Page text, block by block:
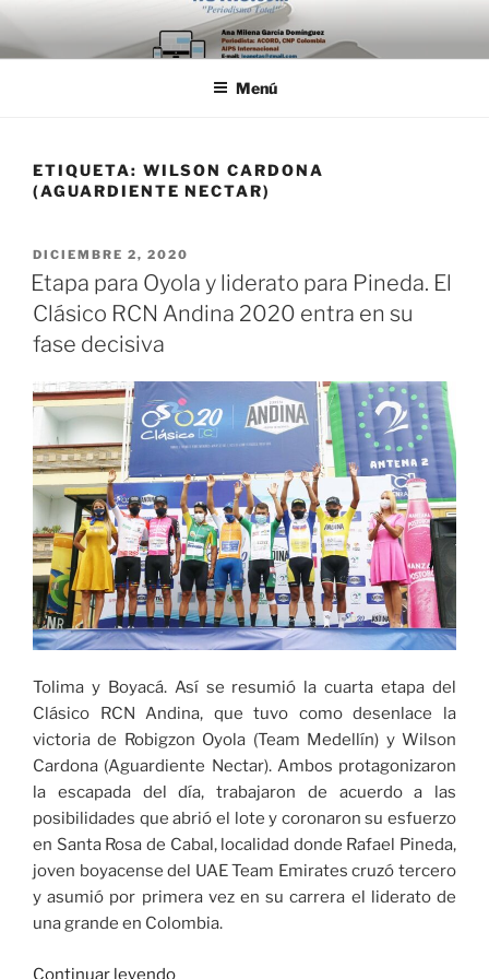
Saltar
al
contenido
Menú
ETIQUETA: WILSON CARDONA
(AGUARDIENTE NECTAR)
PUBLICADO
EL
DICIEMBRE 2, 2020
Etapa para Oyola y liderato para Pineda. El
Clásico RCN Andina 2020 entra en su
fase decisiva
Tolima y Boyacá. Así se resumió la cuarta etapa del
Clásico RCN Andina, que tuvo como desenlace la
victoria de Robigzon Oyola (Team Medellín) y Wilson
Cardona (Aguardiente Nectar). Ambos protagonizaron
la escapada del día, trabajaron de acuerdo a las
posibilidades que abrió el lote y coronaron su esfuerzo
en Santa Rosa de Cabal, localidad donde Rafael Pineda,
joven boyacense del UAE Team Emirates cruzó tercero
y asumió por primera vez en su carrera el liderato de
una grande en Colombia.
Continuar leyendo«Etapa